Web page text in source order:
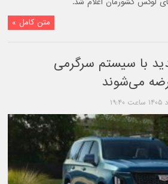
لوکس کشورمان اعلام شد.
متن کامل »
با سیستم سرگرمی
می‌شوند